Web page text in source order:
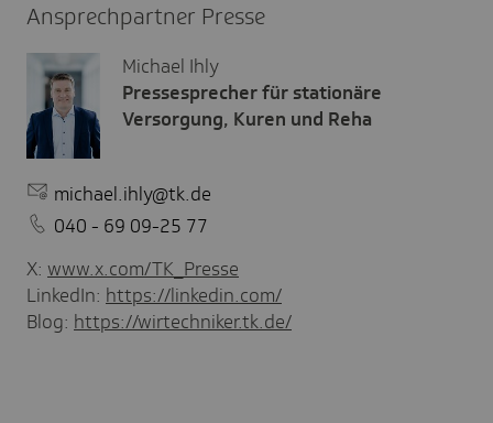
Ansprechpartner Presse
Michael Ihly
Pressesprecher für stationäre
Versorgung, Kuren und Reha
michael.ihly@tk.de
040 - 69 09-25 77
X: www.x.com/TK_Presse
LinkedIn: https://linkedin.com/
Blog: https://wirtechniker.tk.de/